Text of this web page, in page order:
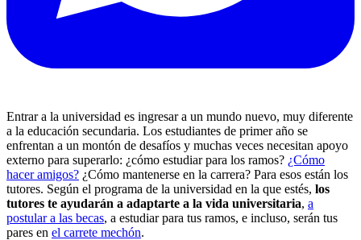
Entrar a la universidad es ingresar a un mundo nuevo, muy diferente
a la educación secundaria. Los estudiantes de primer año se
enfrentan a un montón de desafíos y muchas veces necesitan apoyo
externo para superarlo: ¿cómo estudiar para los ramos? ¿Cómo
hacer amigos? ¿Cómo mantenerse en la carrera? Para esos están los
tutores. Según el programa de la universidad en la que estés, los
tutores te ayudarán a adaptarte a la vida universitaria, a
postular a las becas, a estudiar para tus ramos, e incluso, serán tus
pares en el carrete mechón.